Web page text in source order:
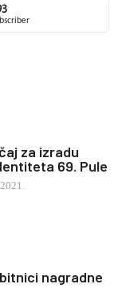
za izradu
69. Pule
nagradne